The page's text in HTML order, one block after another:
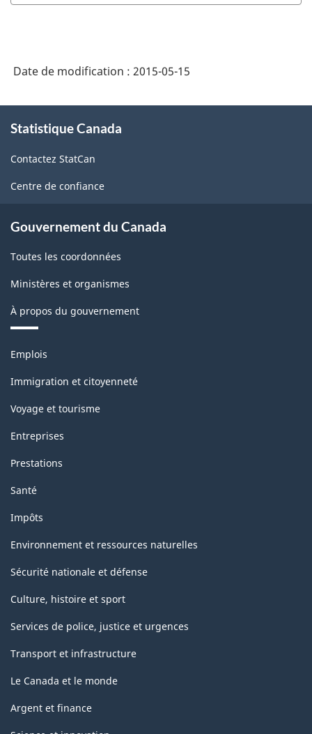
aux
-
HTML
aux
-
PDF,
Date de modification : 2015-05-15
propos
ce
site
Statistique Canada
Contactez StatCan
Centre de confiance
Gouvernement du Canada
Toutes les coordonnées
Ministères et organismes
À propos du gouvernement
Thèmes
sujets
Emplois
Immigration et citoyenneté
Voyage et tourisme
Entreprises
Prestations
Santé
Impôts
Environnement et ressources naturelles
Sécurité nationale et défense
Culture, histoire et sport
Services de police, justice et urgences
Transport et infrastructure
Le Canada et le monde
Argent et finance